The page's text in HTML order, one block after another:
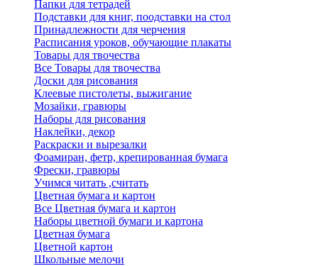
Папки для тетрадей
Подставки для книг, поодставки на стол
Принадлежности для черчения
Расписания уроков, обучающие плакаты
Товары для твочества
Все Товары для твочества
Доски для рисования
Клеевые пистолеты, выжигание
Мозайки, гравюры
Наборы для рисования
Наклейки, декор
Раскраски и вырезалки
Фоамиран, фетр, крепированная бумага
Фрески, гравюры
Учимся читать ,считать
Цветная бумага и картон
Все Цветная бумага и картон
Наборы цветной бумаги и картона
Цветная бумага
Цветной картон
Школьные мелочи